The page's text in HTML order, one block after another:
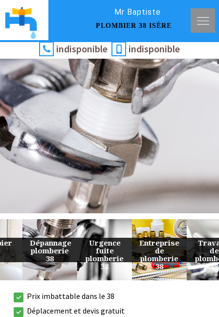
Mr Baptiste
PLOMBIER 38 ISÈRE
indisponible indisponible
Urgence
fuite
plomberie
38
Entreprise
de
plomberie
38
Travaux
de
plomberie
38
Devis
plomberie
38
Prix imbattable dans le 38
Déplacement et devis gratuit